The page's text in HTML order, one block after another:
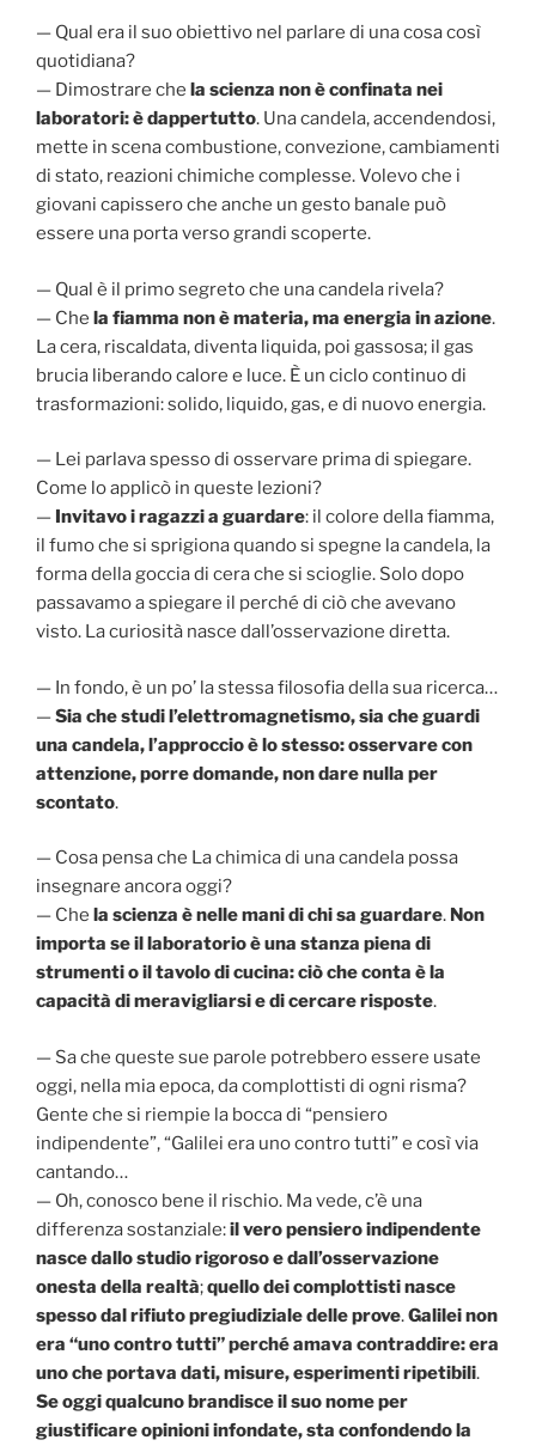
— Qual era il suo obiettivo nel parlare di una cosa così
quotidiana?
— Dimostrare che la scienza non è confinata nei
laboratori: è dappertutto. Una candela, accendendosi,
mette in scena combustione, convezione, cambiamenti
di stato, reazioni chimiche complesse. Volevo che i
giovani capissero che anche un gesto banale può
essere una porta verso grandi scoperte.
— Qual è il primo segreto che una candela rivela?
— Che la fiamma non è materia, ma energia in azione.
La cera, riscaldata, diventa liquida, poi gassosa; il gas
brucia liberando calore e luce. È un ciclo continuo di
trasformazioni: solido, liquido, gas, e di nuovo energia.
— Lei parlava spesso di osservare prima di spiegare.
Come lo applicò in queste lezioni?
— Invitavo i ragazzi a guardare: il colore della fiamma,
il fumo che si sprigiona quando si spegne la candela, la
forma della goccia di cera che si scioglie. Solo dopo
passavamo a spiegare il perché di ciò che avevano
visto. La curiosità nasce dall’osservazione diretta.
— In fondo, è un po’ la stessa filosofia della sua ricerca…
—Sia che studi l’elettromagnetismo, sia che guardi
una candela, l’approccio è lo stesso: osservare con
attenzione, porre domande, non dare nulla per
scontato.
— Cosa pensa che La chimica di una candela possa
insegnare ancora oggi?
— Che la scienza è nelle mani di chi sa guardare. Non
importa se il laboratorio è una stanza piena di
strumenti o il tavolo di cucina: ciò che conta è la
capacità di meravigliarsi e di cercare risposte.
— Sa che queste sue parole potrebbero essere usate
oggi, nella mia epoca, da complottisti di ogni risma?
Gente che si riempie la bocca di “pensiero
indipendente”, “Galilei era uno contro tutti” e così via
cantando…
— Oh, conosco bene il rischio. Ma vede, c’è una
differenza sostanziale:il vero pensiero indipendente
nasce dallo studio rigoroso e dall’osservazione
onesta della realtà;quello dei complottisti nasce
spesso dal rifiuto pregiudiziale delle prove.Galilei non
era “uno contro tutti” perché amava contraddire: era
uno che portava dati, misure, esperimenti ripetibili.
Se oggi qualcuno brandisce il suo nome per
giustificare opinioni infondate, sta confondendo la